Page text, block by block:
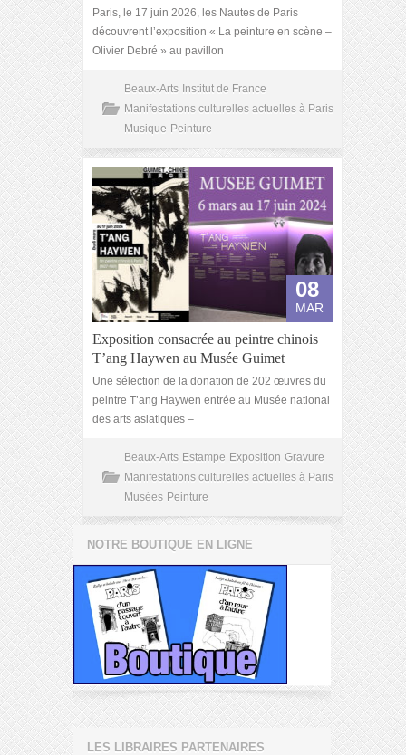
Paris, le 17 juin 2026, les Nautes de Paris
découvrent l’exposition « La peinture en scène –
Olivier Debré » au pavillon
Beaux-Arts Institut de France
Manifestations culturelles actuelles à Paris
Musique Peinture
08
MAR
Exposition consacrée au peintre chinois
T’ang Haywen au Musée Guimet
Une sélection de la donation de 202 œuvres du
peintre T’ang Haywen entrée au Musée national
des arts asiatiques –
Beaux-Arts Estampe Exposition Gravure
Manifestations culturelles actuelles à Paris
Musées Peinture
NOTRE BOUTIQUE EN LIGNE
LES LIBRAIRES PARTENAIRES